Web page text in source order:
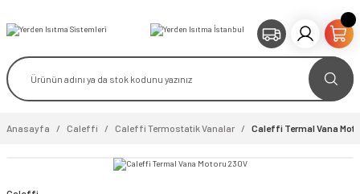
Anasayfa Caleffi Caleffi Termostatik Vanalar Caleffi Termal Vana